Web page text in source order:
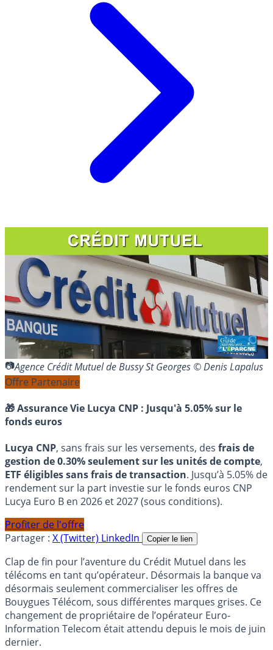
Agence Crédit Mutuel de Bussy St Georges © Denis Lapalus
Offre Partenaire
🎁 Assurance Vie Lucya CNP : Jusqu'à 5.05% sur le
fonds euros
Lucya CNP, sans frais sur les versements, des frais de
gestion de 0.30% seulement sur les unités de compte,
ETF éligibles sans frais de transaction. Jusqu’à 5.05% de
rendement sur la part investie sur le fonds euros CNP
Lucya Euro B en 2026 et 2027 (sous conditions).
Profiter de l'offre
Partager : X (Twitter) LinkedIn Copier le lien
Clap de fin pour l’aventure du Crédit Mutuel dans les
télécoms en tant qu’opérateur. Désormais la banque va
désormais seulement commercialiser les offres de
Bouygues Télécom, sous différentes marques grises. Ce
changement de propriétaire de l’opérateur Euro-
Information Telecom était attendu depuis le mois de juin
dernier.